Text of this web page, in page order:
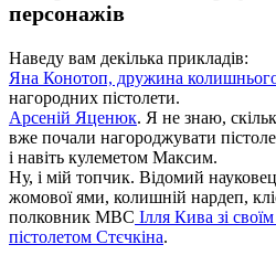
персонажів
Наведу вам декілька прикладів:
Яна Конотоп, дружина колишнього
нагородних пістолети.
Арсеній Яценюк. Я не знаю,
вже почали нагороджувати
і навіть кулеметом Максим.
Ну, і мій топчик. Відомий
жомової ями, колишній нардеп,
полковник МВС Ілля Кива зі
пістолетом Стєчкіна.